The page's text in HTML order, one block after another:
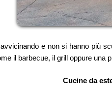
e non si hanno più
il barbecue, il grill oppure una
Cucine da